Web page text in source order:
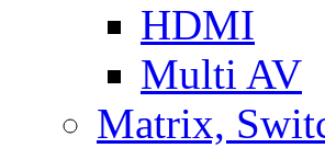
HDMI
Multi AV
Matrix,